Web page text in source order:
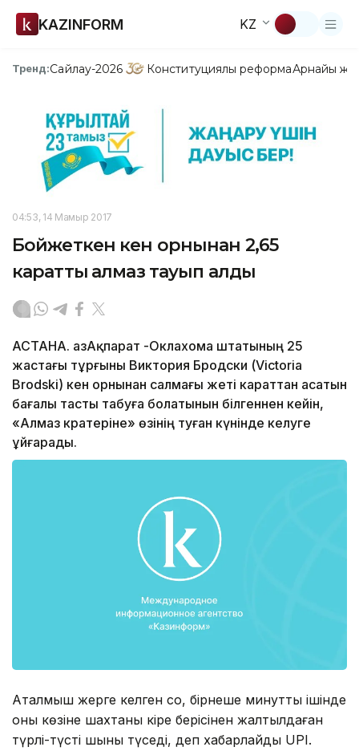
KAZINFORM KZ
Тренд:Сайлау-2026 Конституциялық реформаАрнайы
04:53, 14 Мамыр 2017
Бойжеткен кен орнынан 2,65
караттық алмаз тауып алды
АСТАНА. ҚазАқпарат -Оклахома штатының 25
жастағы тұрғыны Виктория Бродски (Victoria
Brodski) кен орнынан салмағы жеті караттан асатын
бағалы тасты табуға болатынын білгеннен кейін,
«Алмаз кратеріне» өзінің туған күнінде келуге
ұйғарады.
Аталмыш жерге келген соң, бірнеше минуттың ішінде
оның көзіне шахтаның кіре берісінен жалтылдаған
түрлі-түсті шыны түседі, деп хабарлайды UPI.